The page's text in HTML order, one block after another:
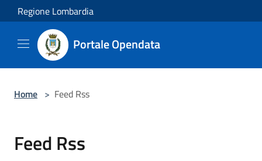
Salta al contenuto principale
Regione Lombardia
Portale Opendata
Home > Feed Rss
Feed Rss